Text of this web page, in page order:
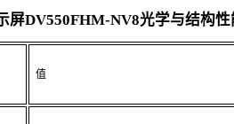
屏DV550FHM-NV8光学与结构性
值